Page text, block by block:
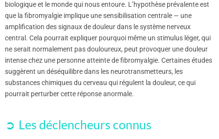
biologique et le monde qui nous entoure. L’hypothèse prévalente est
que la fibromyalgie implique une sensibilisation centrale — une
amplification des signaux de douleur dans le système nerveux
central. Cela pourrait expliquer pourquoi même un stimulus léger, qui
ne serait normalement pas douloureux, peut provoquer une douleur
intense chez une personne atteinte de fibromyalgie. Certaines études
suggèrent un déséquilibre dans les neurotransmetteurs, les
substances chimiques du cerveau qui régulent la douleur, ce qui
pourrait perturber cette réponse anormale.
Les déclencheurs connus